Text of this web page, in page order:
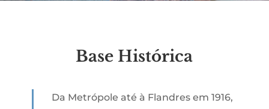
Base Histórica
Da Metrópole até à Flandres em 1916,